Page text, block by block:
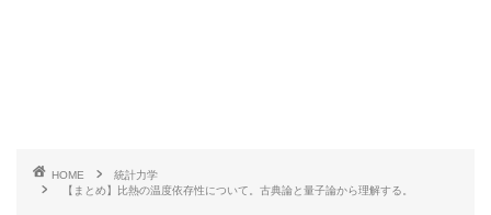
HOME
統計力学
【まとめ】比熱の温度依存性について。古典論と量子論から理解する。